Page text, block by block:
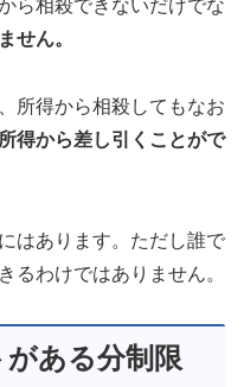
ら相殺できないだけでな
せん。
所得から相殺してもなお
得から差し引くことがで
はあります。ただし誰で
るわけではありません。
ある分制限